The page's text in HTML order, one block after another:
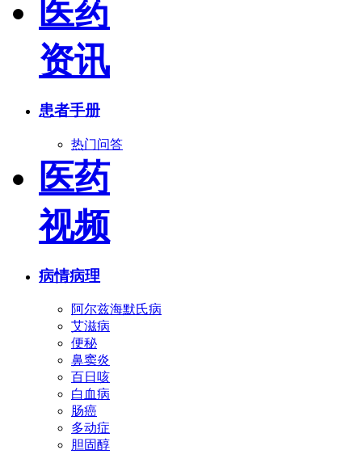
医药
资讯
患者手册
热门问答
医药
视频
病情病理
阿尔兹海默氏病
艾滋病
便秘
鼻窦炎
百日咳
白血病
肠癌
多动症
胆固醇